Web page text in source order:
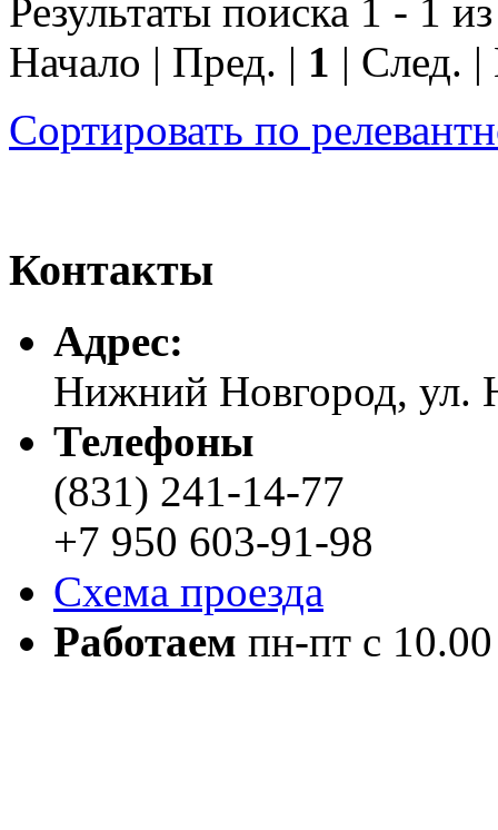
Результаты поиска 1 - 1
Начало | Пред. | 1 | След.
Сортировать по
Контакты
Адреc:
Нижний Новгород, ул.
Телефоны
(831) 241-14-77
+7 950 603-91-98
Схема проезда
Работаем пн-пт с